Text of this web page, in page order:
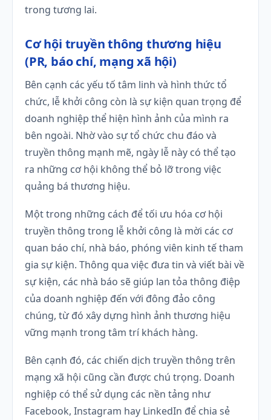
trong tương lai.
Cơ hội truyền thông thương hiệu
(PR, báo chí, mạng xã hội)
Bên cạnh các yếu tố tâm linh và hình thức tổ
chức, lễ khởi công còn là sự kiện quan trọng để
doanh nghiệp thể hiện hình ảnh của mình ra
bên ngoài. Nhờ vào sự tổ chức chu đáo và
truyền thông mạnh mẽ, ngày lễ này có thể tạo
ra những cơ hội không thể bỏ lỡ trong việc
quảng bá thương hiệu.
Một trong những cách để tối ưu hóa cơ hội
truyền thông trong lễ khởi công là mời các cơ
quan báo chí, nhà báo, phóng viên kinh tế tham
gia sự kiện. Thông qua việc đưa tin và viết bài về
sự kiện, các nhà báo sẽ giúp lan tỏa thông điệp
của doanh nghiệp đến với đông đảo công
chúng, từ đó xây dựng hình ảnh thương hiệu
vững mạnh trong tâm trí khách hàng.
Bên cạnh đó, các chiến dịch truyền thông trên
mạng xã hội cũng cần được chú trọng. Doanh
nghiệp có thể sử dụng các nền tảng như
Facebook, Instagram hay LinkedIn để chia sẻ